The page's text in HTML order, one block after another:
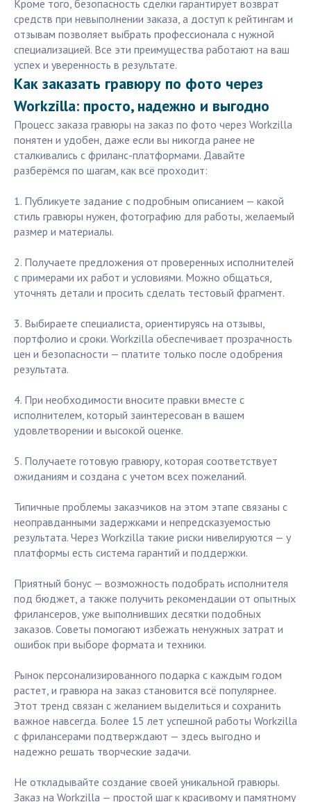
Кроме того, безопасность сделки гарантирует возврат
средств при невыполнении заказа, а доступ к рейтингам и
отзывам позволяет выбрать профессионала с нужной
специализацией. Все эти преимущества работают на ваш
успех и уверенность в результате.
Как заказать гравюру по фото через
Workzilla: просто, надежно и выгодно
Процесс заказа гравюры на заказ по фото через Workzilla
понятен и удобен, даже если вы никогда ранее не
сталкивались с фриланс-платформами. Давайте
разберёмся по шагам, как всё проходит:
1. Публикуете задание с подробным описанием — какой
стиль гравюры нужен, фотографию для работы, желаемый
размер и материалы.
2. Получаете предложения от проверенных исполнителей
с примерами их работ и условиями. Можно общаться,
уточнять детали и просить сделать тестовый фрагмент.
3. Выбираете специалиста, ориентируясь на отзывы,
портфолио и сроки. Workzilla обеспечивает прозрачность
цен и безопасности — платите только после одобрения
результата.
4. При необходимости вносите правки вместе с
исполнителем, который заинтересован в вашем
удовлетворении и высокой оценке.
5. Получаете готовую гравюру, которая соответствует
ожиданиям и создана с учетом всех пожеланий.
Типичные проблемы заказчиков на этом этапе связаны с
неоправданными задержками и непредсказуемостью
результата. Через Workzilla такие риски нивелируются — у
платформы есть система гарантий и поддержки.
Приятный бонус — возможность подобрать исполнителя
под бюджет, а также получить рекомендации от опытных
фрилансеров, уже выполнивших десятки подобных
заказов. Советы помогают избежать ненужных затрат и
ошибок при выборе формата и техники.
Рынок персонализированного подарка с каждым годом
растет, и гравюра на заказ становится всё популярнее.
Этот тренд связан с желанием выделиться и сохранить
важное навсегда. Более 15 лет успешной работы Workzilla
с фрилансерами подтверждают — здесь выгодно и
надежно решать творческие задачи.
Не откладывайте создание своей уникальной гравюры.
Заказ на Workzilla — простой шаг к красивому и памятному